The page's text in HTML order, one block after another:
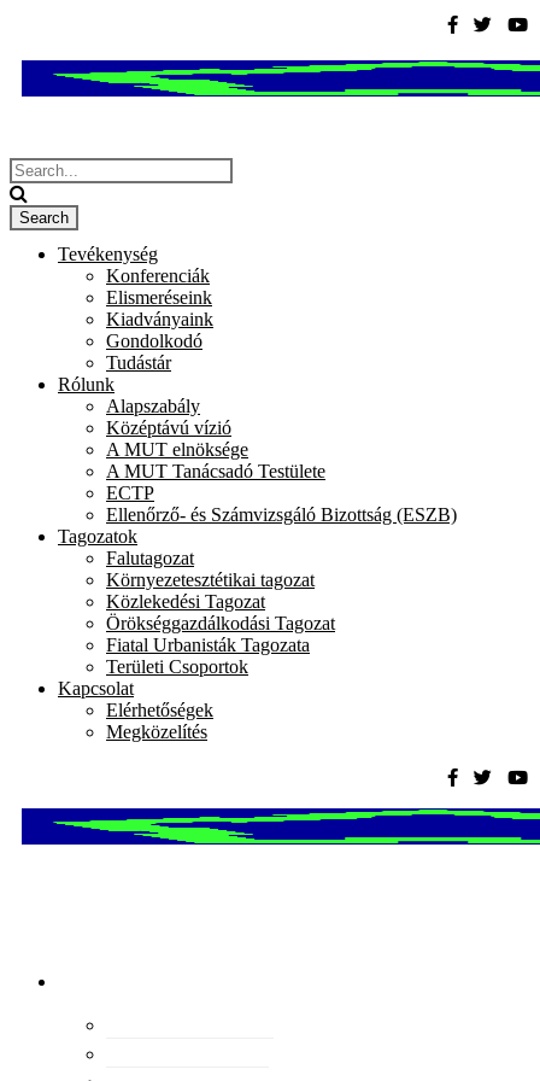
Tevékenység
Konferenciák
Elismeréseink
Kiadványaink
Gondolkodó
Tudástár
Rólunk
Alapszabály
Középtávú vízió
A MUT elnöksége
A MUT Tanácsadó Testülete
ECTP
Ellenőrző- és Számvizsgáló Bizottság (ESZB)
Tagozatok
Falutagozat
Környezetesztétikai tagozat
Közlekedési Tagozat
Örökséggazdálkodási Tagozat
Fiatal Urbanisták Tagozata
Területi Csoportok
Kapcsolat
Elérhetőségek
Megközelítés